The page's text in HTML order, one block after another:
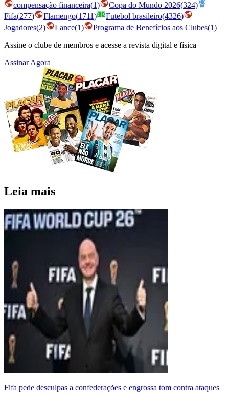
compensação financeira(1) Copa do Mundo 2026(324)
Fifa(277) Flamengo(1711) Futebol brasileiro(4326)
Jogadores(2) Lance(1) Programa de Benefícios aos Clubes(1)
Assine o clube de membros e acesse a revista digital e física
Assinar Agora
Leia mais
Fifa pede desculpas a confederações e engrossa tom contra ataques